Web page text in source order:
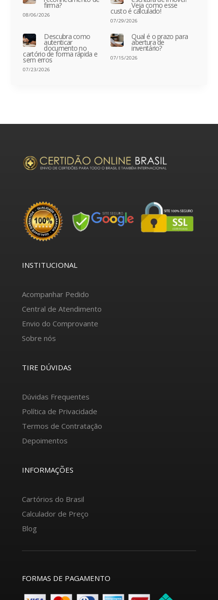
firma?
08/06/2026
Veja como esse
custo é calculado!
07/29/2026
Descubra como
autenticar
documento no
cartório de forma rápida e
sem erros
07/23/2026
Qual é o prazo para
abertura de
inventário?
07/15/2026
INSTITUCIONAL
Acompanhar Pedido
Central de Atendimento
Envio do Comprovante
Sobre nós
TIRE DÚVIDAS
Dúvidas Frequentes
Política de Privacidade
Termos de Contratação
Depoimentos
INFORMAÇÕES
Cartórios do Brasil
Calculador de Preço
Blog
FORMAS DE PAGAMENTO